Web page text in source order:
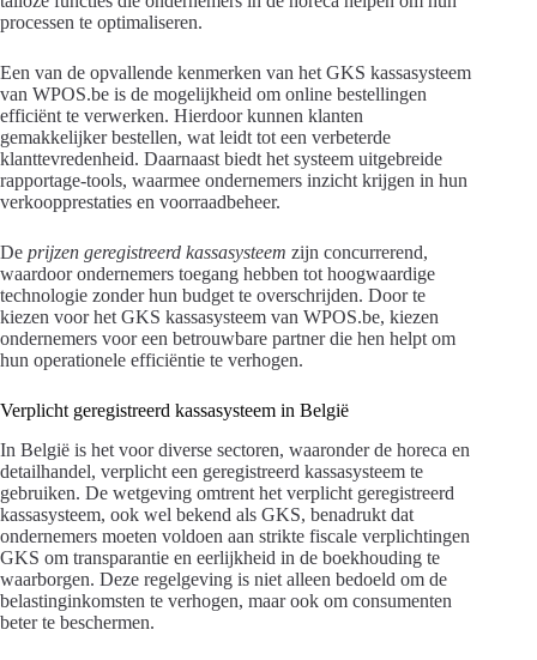
processen te optimaliseren.
Een van de opvallende kenmerken van het GKS kassasysteem
van WPOS.be is de mogelijkheid om online bestellingen
efficiënt te verwerken. Hierdoor kunnen klanten
gemakkelijker bestellen, wat leidt tot een verbeterde
klanttevredenheid. Daarnaast biedt het systeem uitgebreide
rapportage-tools, waarmee ondernemers inzicht krijgen in hun
verkoopprestaties en voorraadbeheer.
De prijzen geregistreerd kassasysteem zijn concurrerend,
waardoor ondernemers toegang hebben tot hoogwaardige
technologie zonder hun budget te overschrijden. Door te
kiezen voor het GKS kassasysteem van WPOS.be, kiezen
ondernemers voor een betrouwbare partner die hen helpt om
hun operationele efficiëntie te verhogen.
Verplicht geregistreerd kassasysteem in België
In België is het voor diverse sectoren, waaronder de horeca en
detailhandel, verplicht een geregistreerd kassasysteem te
gebruiken. De wetgeving omtrent het verplicht geregistreerd
kassasysteem, ook wel bekend als GKS, benadrukt dat
ondernemers moeten voldoen aan strikte fiscale verplichtingen
GKS om transparantie en eerlijkheid in de boekhouding te
waarborgen. Deze regelgeving is niet alleen bedoeld om de
belastinginkomsten te verhogen, maar ook om consumenten
beter te beschermen.